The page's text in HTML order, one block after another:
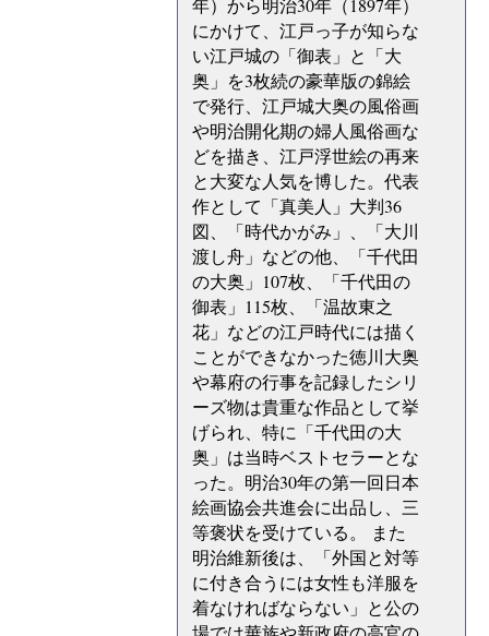
年）から明治30年（1897年）
にかけて、江戸っ子が知らな
い江戸城の「御表」と「大
奥」を3枚続の豪華版の錦絵
で発行、江戸城大奥の風俗画
や明治開化期の婦人風俗画な
どを描き、江戸浮世絵の再来
と大変な人気を博した。代表
作として「真美人」大判36
図、「時代かがみ」、「大川
渡し舟」などの他、「千代田
の大奥」107枚、「千代田の
御表」115枚、「温故東之
花」などの江戸時代には描く
ことができなかった徳川大奥
や幕府の行事を記録したシリ
ーズ物は貴重な作品として挙
げられ、特に「千代田の大
奥」は当時ベストセラーとな
った。明治30年の第一回日本
絵画協会共進会に出品し、三
等褒状を受けている。 また
明治維新後は、「外国と対等
に付き合うには女性も洋服を
着なければならない」と公の